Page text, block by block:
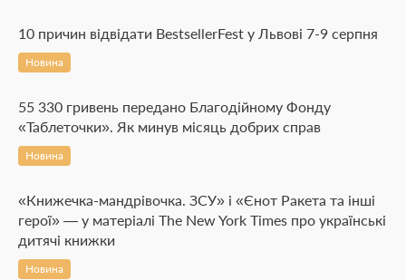
10 причин відвідати BestsellerFest у Львові 7-9 серпня
Новина
55 330 гривень передано Благодійному Фонду
«Таблеточки». Як минув місяць добрих справ
Новина
«Книжечка-мандрівочка. ЗСУ» і «Єнот Ракета та інші
герої» — у матеріалі The New York Times про українські
дитячі книжки
Новина